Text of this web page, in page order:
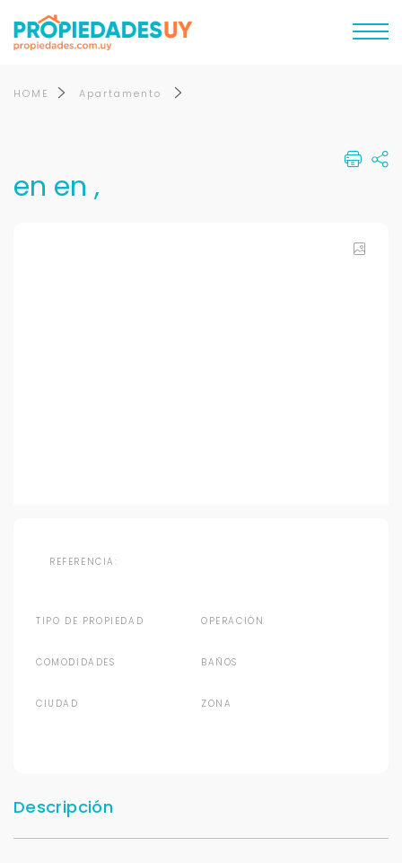
HOME Apartamento
en en ,
REFERENCIA:
TIPO DE PROPIEDAD OPERACIÓN
COMODIDADES BAÑOS
CIUDAD ZONA
Descripción